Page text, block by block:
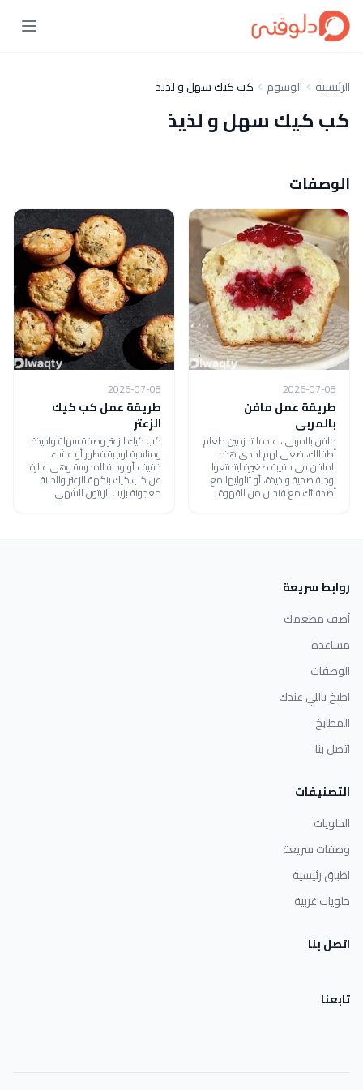
الرئيسية الوسوم كب كيك سهل و لذيذ
كب كيك سهل و لذيذ
الوصفات
2026-07-08
طريقة عمل مافن
بالمربى
مافن بالمربى ، عندما تحزمين طعام
أطفالك، ضعي لهم احدى هذه
المافن في حقيبة صغيرة ليتمتعوا
بوجبة صحية ولذيذة، أو تناوليها مع
أصدقائك مع فنجان من القهوة.
2026-07-08
طريقة عمل كب كيك
الزعتر
كب كيك الزعتر وصفة سهلة ولذيذة
ومناسبة لوجبة فطور أو عشاء
خفيف أو وجبة للمدرسة وهي عبارة
عن كب كيك بنكهة الزعتر والجبنة
معجونة بزيت الزيتون الشهي.
روابط سريعة
أضف مطعمك
مساعدة
الوصفات
اطبخ باللي عندك
المطابخ
اتصل بنا
التصنيفات
الحلويات
وصفات سريعة
اطباق رئيسية
حلويات غربية
اتصل بنا
تابعنا